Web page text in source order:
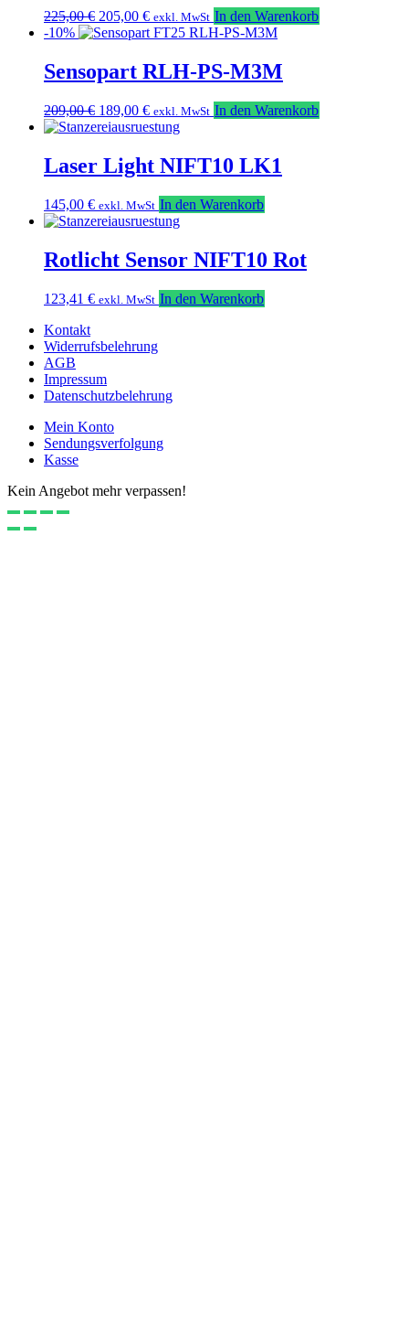
225,00€ Ursprünglicher
Preis
225,00 €
205,00 €Aktueller
Preis
205,00 €.
exkl. MwSt In den Warenkorb
-10%
Sensopart RLH-PS-M3M
209,00€ Ursprünglicher
Preis
209,00 €
189,00 €Aktueller
Preis
189,00 €.
exkl. MwSt In den Warenkorb
Laser Light NIFT10 LK1
145,00 € exkl. MwSt In den Warenkorb
Rotlicht Sensor NIFT10 Rot
123,41 € exkl. MwSt In den Warenkorb
Kontakt
Widerrufsbelehrung
AGB
Impressum
Datenschutzbelehrung
Mein Konto
Sendungsverfolgung
Kasse
Kein Angebot mehr verpassen!